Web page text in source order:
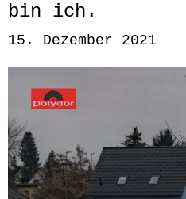
bin ich.
15. Dezember 2021